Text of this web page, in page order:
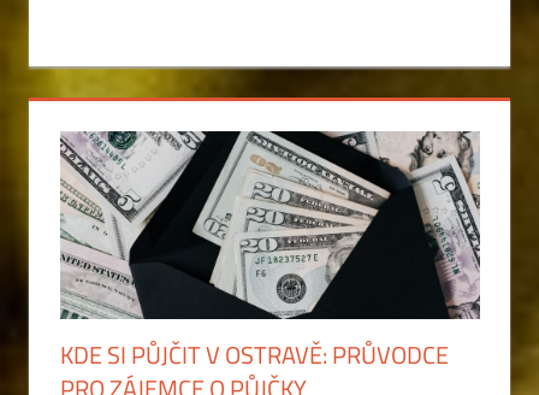
KDE SI PŮJČIT V OSTRAVĚ: PRŮVODCE